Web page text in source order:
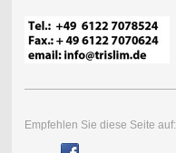
Empfehlen Sie diese Seite auf: